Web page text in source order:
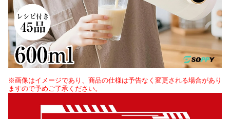
※画像はイメージであり、商品の仕様は予告なく変更される場合があり
ますので予めご了承ください。